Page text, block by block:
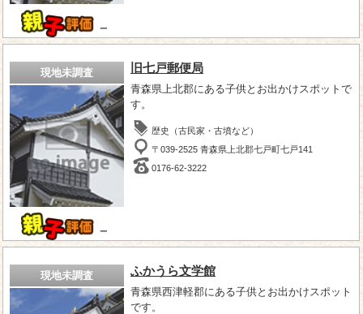
－
現地未調査
－
旧七戸郵便局
青森県上北郡にある子供とお出かけスポットで
す。
歴史（古民家・古墳など）
〒039-2525 青森県上北郡七戸町七戸141
0176-62-3222
現地未調査 ふかうら文学館
青森県西津軽郡にある子供とお出かけスポット
です。